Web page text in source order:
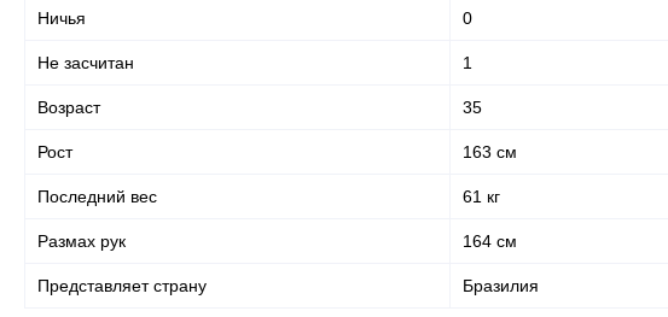
Ничья 0
Не засчитан 1
Возраст 35
Рост 163 см
Последний вес 61 кг
Размах рук 164 см
Представляет страну Бразилия